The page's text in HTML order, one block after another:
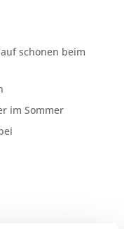
schonen beim
im Sommer